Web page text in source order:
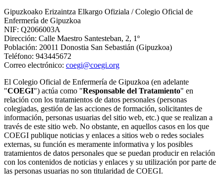
Gipuzkoako Erizaintza Elkargo Ofiziala / Colegio Oficial de
Enfermería de Gipuzkoa
NIF: Q2066003A
Dirección: Calle Maestro Santesteban, 2, 1º
Población: 20011 Donostia San Sebastián (Gipuzkoa)
Teléfono: 943445672
Correo electrónico: coegi@coegi.org
El Colegio Oficial de Enfermería de Gipuzkoa (en adelante
"COEGI") actúa como "Responsable del Tratamiento" en
relación con los tratamientos de datos personales (personas
colegiadas, gestión de las acciones de formación, solicitantes de
información, personas usuarias del sitio web, etc.) que se realizan a
través de este sitio web. No obstante, en aquellos casos en los que
COEGI publique noticias y enlaces a sitios web o redes sociales
externas, su función es meramente informativa y los posibles
tratamientos de datos personales que se puedan producir en relación
con los contenidos de noticias y enlaces y su utilización por parte de
las personas usuarias no son titularidad de COEGI.